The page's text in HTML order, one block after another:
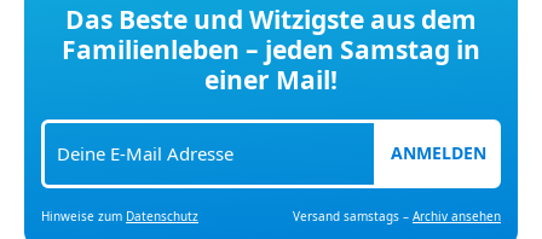
Das Beste und Witzigste aus dem
Familienleben – jeden Samstag in
einer Mail!
ANMELDEN
Hinweise zum Datenschutz Versand samstags – Archiv ansehen